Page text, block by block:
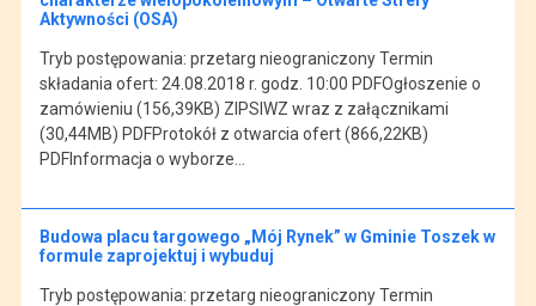
Aktywności (OSA)
Tryb postępowania: przetarg nieograniczony Termin
składania ofert: 24.08.2018 r. godz. 10:00 PDFOgłoszenie o
zamówieniu (156,39KB) ZIPSIWZ wraz z załącznikami
(30,44MB) PDFProtokół z otwarcia ofert (866,22KB)
PDFInformacja o wyborze…
Budowa placu targowego „Mój Rynek” w Gminie Toszek w
formule zaprojektuj i wybuduj
Tryb postępowania: przetarg nieograniczony Termin